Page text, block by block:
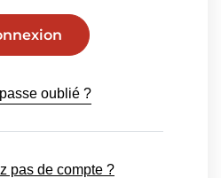
pas de compte ?
oublié ?